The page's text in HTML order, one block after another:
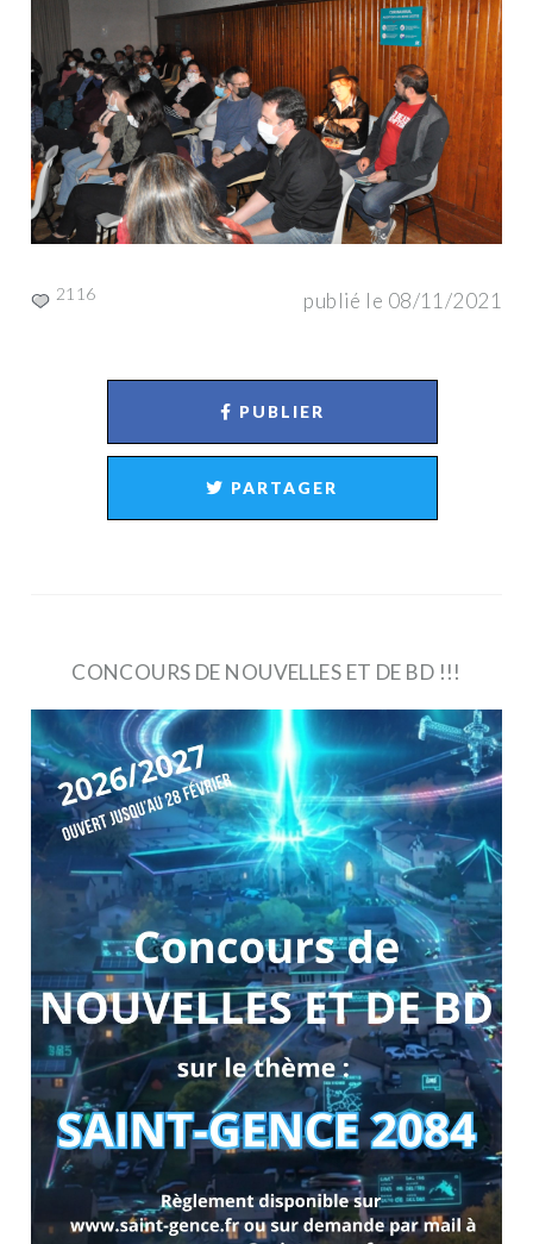
CONCOURS DE NOUVELLES ET DE BD !!!
publié le 08/11/2021
2116
PUBLIER
PARTAGER